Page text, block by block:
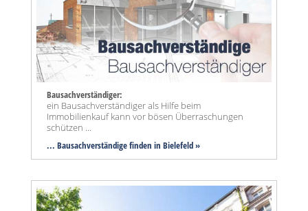
Bausachverständiger:
ein Bausachverständiger als Hilfe beim
Immobilienkauf kann vor bösen Überraschungen
schützen ...
... Bausachverständige finden in Bielefeld »